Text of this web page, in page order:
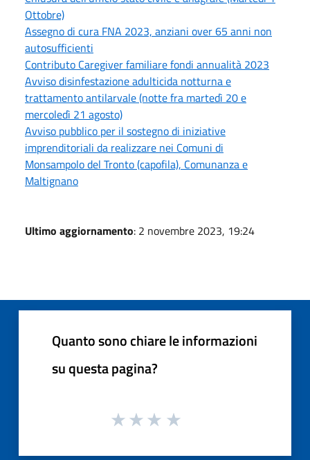
Ottobre)
Assegno di cura FNA 2023, anziani over 65 anni non
autosufficienti
Contributo Caregiver familiare fondi annualità 2023
Avviso disinfestazione adulticida notturna e
trattamento antilarvale (notte fra martedì 20 e
mercoledì 21 agosto)
Avviso pubblico per il sostegno di iniziative
imprenditoriali da realizzare nei Comuni di
Monsampolo del Tronto (capofila), Comunanza e
Maltignano
Ultimo aggiornamento: 2 novembre 2023, 19:24
Quanto sono chiare le informazioni
su questa pagina?